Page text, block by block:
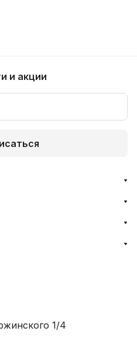
и акции
1/4